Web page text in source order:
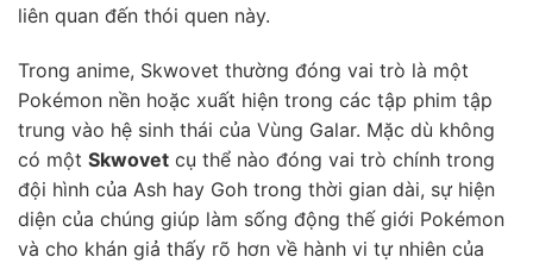
liên quan đến thói quen này.
Trong anime, Skwovet thường đóng vai trò là một
Pokémon nền hoặc xuất hiện trong các tập phim tập
trung vào hệ sinh thái của Vùng Galar. Mặc dù không
có một Skwovet cụ thể nào đóng vai trò chính trong
đội hình của Ash hay Goh trong thời gian dài, sự hiện
diện của chúng giúp làm sống động thế giới Pokémon
và cho khán giả thấy rõ hơn về hành vi tự nhiên của